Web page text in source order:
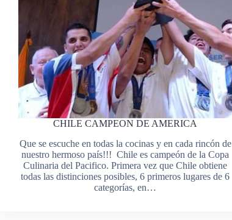
CHILE CAMPEON DE AMERICA
Que se escuche en todas la cocinas y en cada rincón de
nuestro hermoso país!!! Chile es campeón de la Copa
Culinaria del Pacifico. Primera vez que Chile obtiene
todas las distinciones posibles, 6 primeros lugares de 6
categorías, en…